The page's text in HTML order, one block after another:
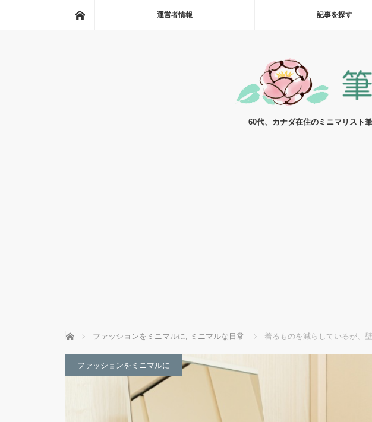
運営者情報 記事を探す
60代、カナダ在住のミニマリスト
ホーム ファッションをミニマルに, ミニマルな日常 着るものを減らしているが、
ファッションをミニマルに